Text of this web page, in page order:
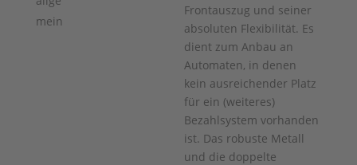
Frontauszug und seiner
absoluten Flexibilität. Es
dient zum Anbau an
Automaten, in denen
kein ausreichender Platz
für ein (weiteres)
Bezahlsystem vorhanden
ist. Das robuste Metall
und die doppelte